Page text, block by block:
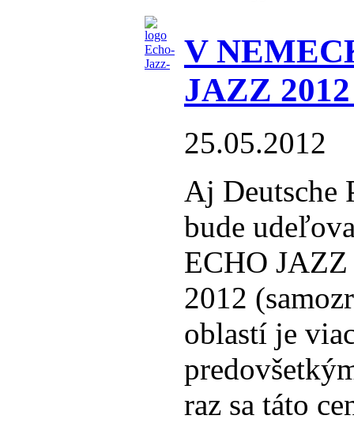
V
JAZZ
25.05.2012
Aj Deutsche
bude
ECHO
2012
oblastí je
raz sa táto